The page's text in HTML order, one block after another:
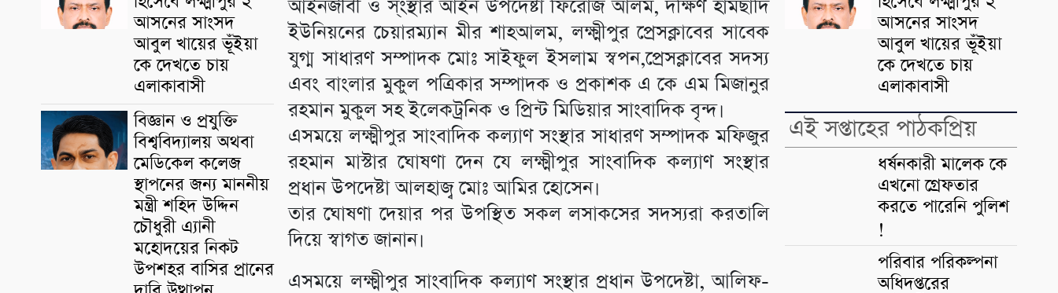
আসনের সাংসদ
আবুল খায়ের ভূঁইয়া
কে দেখতে চায়
এলাকাবাসী
বিজ্ঞান ও প্রযুক্তি
বিশ্ববিদ্যালয় অথবা
মেডিকেল কলেজ
স্থাপনের জন্য মাননীয়
মন্ত্রী শহিদ উদ্দিন
চৌধুরী এ্যানী
মহোদয়ের নিকট
উপশহর বাসির প্রানের
আইনজীবী ও স্ংস্থার আইন উপদেষ্টা ফিরোজ আলম, দক্ষিণ হামছাদি
ইউনিয়নের চেয়ারম্যান মীর শাহআলম, লক্ষ্মীপুর প্রেসক্লাবের সাবেক
যুগ্ম সাধারণ সম্পাদক মোঃ সাইফুল ইসলাম স্বপন,প্রেসক্লাবের সদস্য
এবং বাংলার মুকুল পত্রিকার সম্পাদক ও প্রকাশক এ কে এম মিজানুর
রহমান মুকুল সহ ইলেকট্রনিক ও প্রিন্ট মিডিয়ার সাংবাদিক বৃন্দ।
এসময়ে লক্ষ্মীপুর সাংবাদিক কল্যাণ সংস্থার সাধারণ সম্পাদক মফিজুর
রহমান মাস্টার ঘোষণা দেন যে লক্ষ্মীপুর সাংবাদিক কল্যাণ সংস্থার
প্রধান উপদেষ্টা আলহাজ্ব মোঃ আমির হোসেন।
তার ঘোষণা দেয়ার পর উপস্থিত সকল লসাকসের সদস্যরা করতালি
দিয়ে স্বাগত জানান।
এসময়ে লক্ষ্মীপুর সাংবাদিক কল্যাণ সংস্থার প্রধান উপদেষ্টা, আলিফ-
আসনের সাংসদ
আবুল খায়ের ভূঁইয়া
কে দেখতে চায়
এলাকাবাসী
এই সপ্তাহের পাঠকপ্রিয়
ধর্ষনকারী মালেক কে
এখনো গ্রেফতার
করতে পারেনি পুলিশ
!
পরিবার পরিকল্পনা
অধিদপ্তরের